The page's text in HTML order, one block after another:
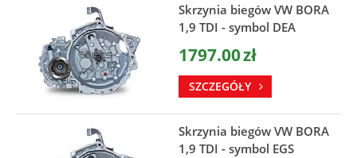
Skrzynia biegów VW BORA
1,9 TDI - symbol DEA
1797.00zł
SZCZEGÓŁY
Skrzynia biegów VW BORA
1,9 TDI - symbol EGS